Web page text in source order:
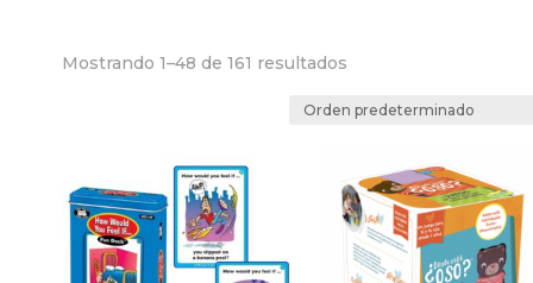
Mostrando 1–48 de 161 resultados